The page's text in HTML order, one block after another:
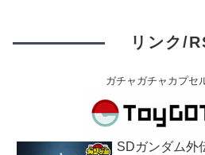
リンク/
ガチャガチャカプセ
SDガンダム外